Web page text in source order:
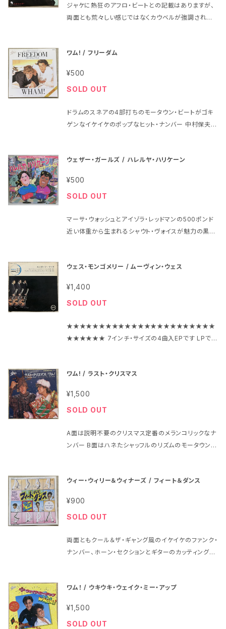
ジャケに熱狂のアフロ・ビートとの記載はありますが、
両面とも荒々しい感じではなくカウベルが強調された
fHgRq3teabGY3Bs_XS-5/view?usp=sharing 1
イルド・ファンタジー Wild Fantasy A面「ジャングル・
ドラムス/」Jungle Drums B面「ゲット・イット・オン(」
フォンで試聴済みで、当時のアナログ中古盤としては特
に問題はないように思われました
ワム! / フリーダム
¥500
SOLD OUT
ドラムのスネアの4部打ちのモータウン・ビートがゴキ
ゲンなイケイケのポップなヒット・ナンバー 中村保夫氏
す https://drive.google.com/file/d/1WUTW5o
aring 1984年、定価700円、EPICソニー、番号07・5P
-315 ワム! Wham! A面「フリーダム」Freedom B面
mental) ジャケットの状態は茶色のシミが少し 盤はヘ
ッドフォンで試聴済みで、当時のアナログ中古盤として
ウェザー・ガールズ / ハレルヤ・ハリケーン
¥500
SOLD OUT
マーサ・ウォッシュとアイゾラ・レッドマンの500ポンド
近い体重から生まれるシャウト・ヴォイスが魅力の黒人
したC+C Music Factoryの「Gonna Make You S
ダ～ンス・ナ～ウ」とシャウトしまくっていたシンガーの
ようです https://drive.google.com/file/d/1cmq
=share_link 1982年、定価700円、CBS・ソニー、番
号07SP686 ウェザー・ガールズ Weather Girls A面
ng Version) ジャケットは当方が確認できた範囲では
バコをくわえた金髪女性が一人が中央にあるものです
ドフォンで試聴済みで、当時のアナログ中古盤としては
特に問題はないように思われました
ウェス・モンゴメリー / ムーヴィン・ウェス
¥1,400
SOLD OUT
★★★★★★★★★★★★★★★★★★★★★★★
★★★★★★ 7インチ・サイズの4曲入EPです LPでは
★★★★★★ オススメ曲はビッグ・バンドのアップ・テ
す https://drive.google.com/file/d/1Lri_rJuqVg
ptjkSz-rno0eiUGDXG6R-1/view?usp=sharing
1 ウェス・モンゴメリー / ムーヴィン・ウェス Wes Mon
tgomery / Movin' A面 1.「キャラヴァン」Caravan
ues 2.「ムーヴィン・ウェス(第二部)」Movin' Wes Pa
聴済みで、少しチリチリと聴こえるような部分はありま
問題はないように思われました
ワム! / ラスト・クリスマス
¥1,500
SOLD OUT
A面は説明不要のクリスマス定番のメランコリックなナ
ンバー B面はハネたシャッフルのリズムのモータウン風
w?usp=sharing 1984年、定価700円、EPIC・ソニ
スマス」Last Christmas B面「クレジット・カード・ベ
イビー」Credit Card Baby ジャケットの状態はシワ
中古盤としては特に問題はないように思われました
ウィー・ウィリー＆ウィナーズ / フィート＆ダンス
¥900
SOLD OUT
両面ともクール＆ザ・ギャング風のイケイケのファンク・
ナンバー、ホーン・セクションとギターのカッティングが
w?usp=sharing 1976年、定価600円、日本フォノグ
ee Willie And The Winners A面「フィート＆ダン
ス」Wipe Your Feet And Dance B面「トー・ジャム」
ワム！ / ウキウキ・ウェイク・ミー・アップ
¥1,500
SOLD OUT